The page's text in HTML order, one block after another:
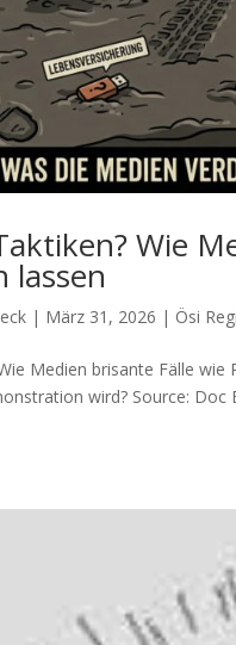
Wie
lassen
| März 31, 2026 | Ösi
Medien brisante Fälle
wird? Source: